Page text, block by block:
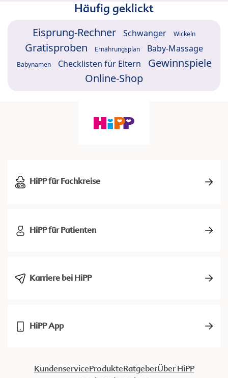
Häufig geklickt
Eisprung-Rechner Schwanger Wickeln
Gratisproben Ernährungsplan Baby-Massage
Babynamen Checklisten für Eltern
Gewinnspiele
Online-Shop
HiPP für Fachkreise
HiPP für Patienten
Karriere bei HiPP
HiPP App
KundenserviceProdukteRatgeberÜber HiPP